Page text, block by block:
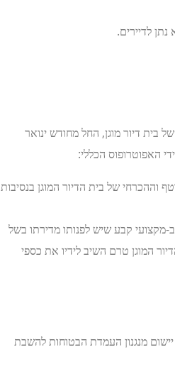
לדיירים.
בית דיור מוגן, החל מחודש ינואר
וההכרחי של בית הדיור המוגן בנסיבות
מקצועי קבע שיש לפנותו מדירתו בשל
המוגן טרם השיב לידיו את כספי
מנגנון העמדת הבטוחות להשבת